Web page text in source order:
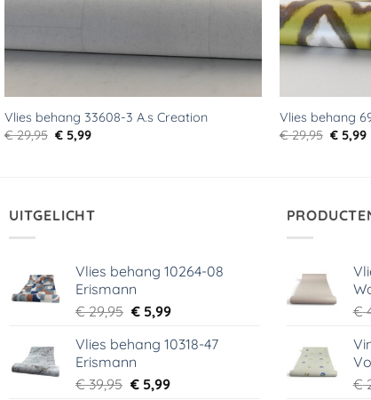
Vlies behang 33608-3 A.s Creation
€29,95 Oorspronkelijke
€ 5,99Huidige
Vlies behang
€29,95 € 5,99
UITGELICHT
Vlies behang 10264-08
Erismann
€29,95 Oorspronkelijke
was:
€ 29,95.
€5,99Huidige
is:
Vlies behang 10318-47
Erismann
€39,95 Oorspronkelijke
€5,99Huidige
€
€